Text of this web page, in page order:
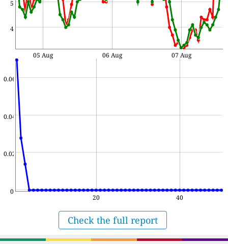
4
5
05 Aug 06 Aug 07 Aug
0
0.02
0.04
0.06
20 40
Check the full report